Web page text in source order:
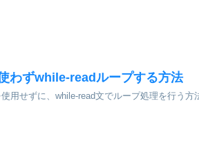
わずwhile-readループする方法
用せずに、while-read文でループ処理を行う方